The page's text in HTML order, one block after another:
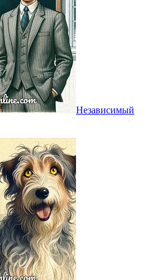
Независимый